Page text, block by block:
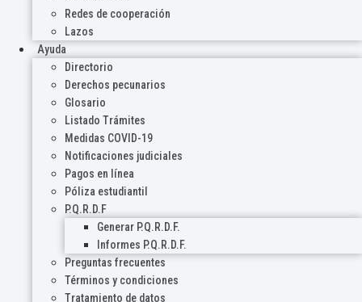
Redes de cooperación
Lazos
Ayuda
Directorio
Derechos pecunarios
Glosario
Listado Trámites
Medidas COVID-19
Notificaciones judiciales
Pagos en línea
Póliza estudiantil
P.Q.R.D.F
Generar P.Q.R.D.F.
Informes P.Q.R.D.F.
Preguntas frecuentes
Términos y condiciones
Tratamiento de datos